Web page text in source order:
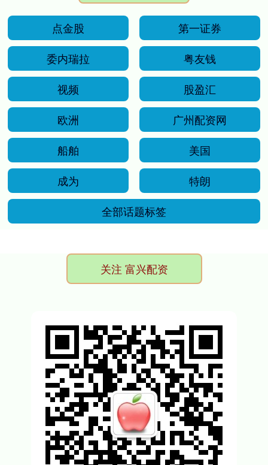
点金股
第一证券
委内瑞拉
粤友钱
视频
股盈汇
欧洲
广州配资网
船舶
美国
成为
特朗
全部话题标签
关注 富兴配资